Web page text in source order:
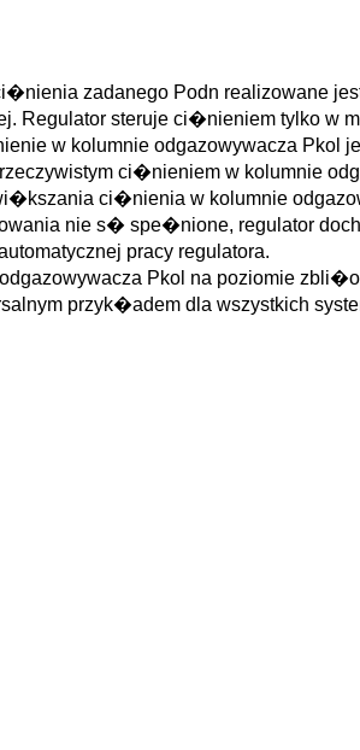
zadanego Podn realizowane
steruje ci�nieniem tylko w
w kolumnie odgazowywacza
ci�nieniem w kolumnie
ci�nienia w kolumnie
nie s� spe�nione, regulator
pracy regulatora.
Pkol na poziomie
przyk�adem dla wszystkich